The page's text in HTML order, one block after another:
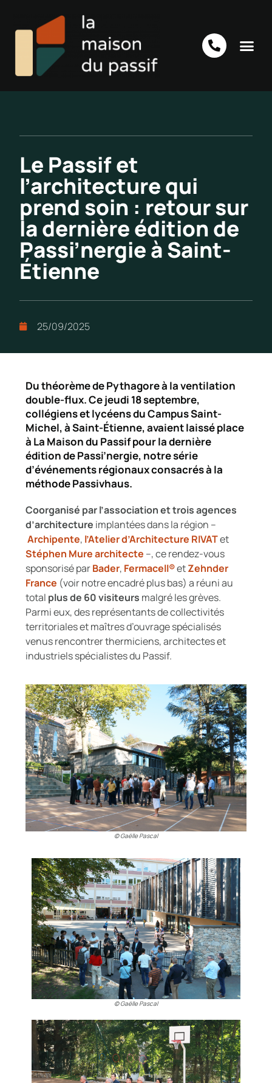
Le Passif et
l’architecture qui
prend soin : retour sur
la dernière édition de
Passi’nergie à Saint-
Étienne
25/09/2025
Du théorème de Pythagore à la ventilation
double-flux. Ce jeudi 18 septembre,
collégiens et lycéens du Campus Saint-
Michel, à Saint-Étienne, avaient laissé place
à La Maison du Passif pour la dernière
édition de Passi’nergie, notre série
d’événements régionaux consacrés à la
méthode Passivhaus.
Coorganisé par l’association et trois agences
d’architecture implantées dans la région –
Archipente, l’Atelier d’Architecture RIVATet
Stéphen Mure architecte –, ce rendez-vous
sponsorisé parBader, Fermacell®etZehnder
France (voir notre encadré plus bas) a réuni au
total plus de 60 visiteurs malgré les grèves.
Parmi eux, des représentants de collectivités
territoriales et maîtres d’ouvrage spécialisés
venus rencontrer thermiciens, architectes et
industriels spécialistes du Passif.
© Gaëlle Pascal
© Gaëlle Pascal